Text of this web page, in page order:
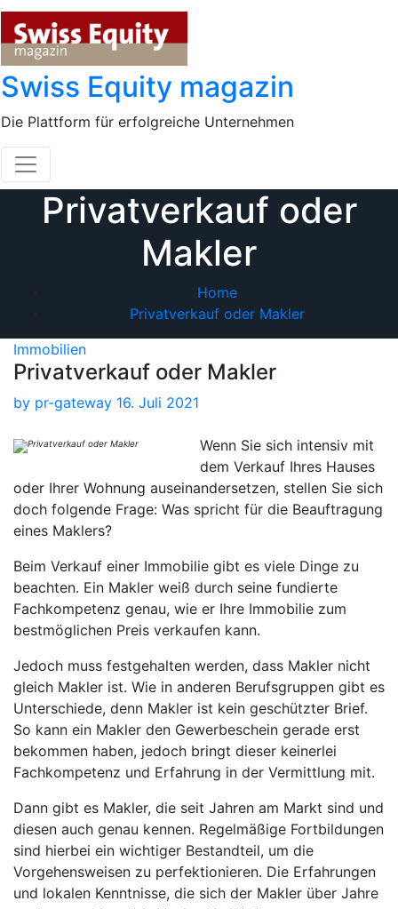
Skip
content
Swiss Equity magazin
Die Plattform für erfolgreiche Unternehmen
Privatverkauf oder
Makler
Home
Privatverkauf oder Makler
Immobilien
Privatverkauf oder Makler
by pr-gateway 16. Juli 2021
Wenn Sie sich intensiv mit
dem Verkauf Ihres Hauses
oder Ihrer Wohnung auseinandersetzen, stellen Sie sich
doch folgende Frage: Was spricht für die Beauftragung
eines Maklers?
Beim Verkauf einer Immobilie gibt es viele Dinge zu
beachten. Ein Makler weiß durch seine fundierte
Fachkompetenz genau, wie er Ihre Immobilie zum
bestmöglichen Preis verkaufen kann.
Jedoch muss festgehalten werden, dass Makler nicht
gleich Makler ist. Wie in anderen Berufsgruppen gibt es
Unterschiede, denn Makler ist kein geschützter Brief.
So kann ein Makler den Gewerbeschein gerade erst
bekommen haben, jedoch bringt dieser keinerlei
Fachkompetenz und Erfahrung in der Vermittlung mit.
Dann gibt es Makler, die seit Jahren am Markt sind und
diesen auch genau kennen. Regelmäßige Fortbildungen
sind hierbei ein wichtiger Bestandteil, um die
Vorgehensweisen zu perfektionieren. Die Erfahrungen
und lokalen Kenntnisse, die sich der Makler über Jahre